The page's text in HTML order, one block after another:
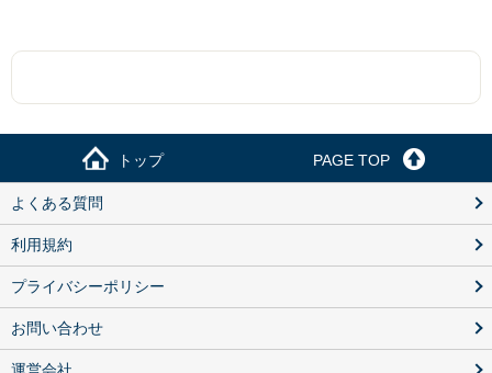
トップ PAGE TOP
よくある質問
利用規約
プライバシーポリシー
お問い合わせ
運営会社